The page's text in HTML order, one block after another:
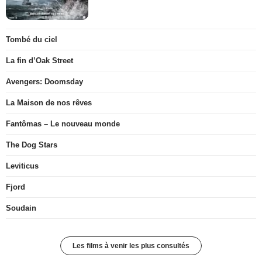
Tombé du ciel
La fin d’Oak Street
Avengers: Doomsday
La Maison de nos rêves
Fantômas – Le nouveau monde
The Dog Stars
Leviticus
Fjord
Soudain
Les films à venir les plus consultés